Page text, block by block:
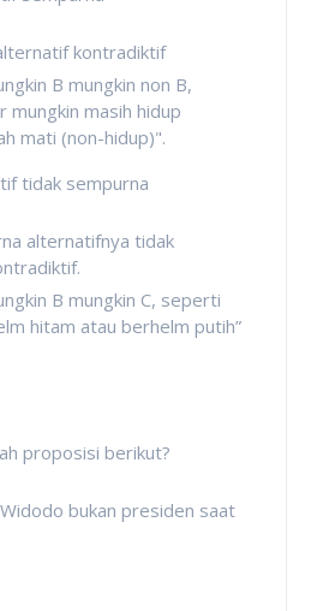
kontradiktif
B mungkin non B,
mungkin masih hidup
mati (non-hidup)".
tidak sempurna
alternatifnya tidak
B mungkin C, seperti
hitam atau berhelm putih”
proposisi berikut?
Widodo bukan presiden saat